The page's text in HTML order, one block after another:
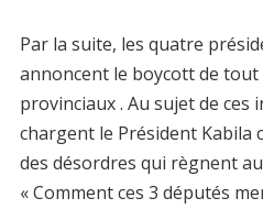
Par la suite, les quatre
annoncent le boycott de
provinciaux . Au sujet de ces
chargent le Président Kabila
des désordres qui règnent
« Comment ces 3 députés